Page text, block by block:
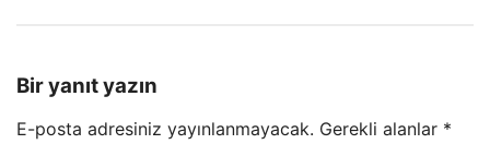
Bir yanıt yazın
E-posta adresiniz yayınlanmayacak. Gerekli alanlar *